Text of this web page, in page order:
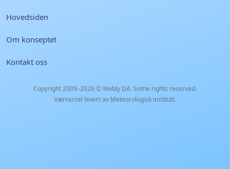
Hovedsiden
Om konseptet
Kontakt oss
Copyright 2009–2026 ©Webly DA. Some rights reserved.
Værvarsel levert av Meteorologisk institutt.